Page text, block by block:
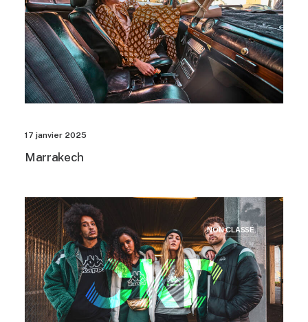
17 janvier 2025
Marrakech
NON CLASSÉ